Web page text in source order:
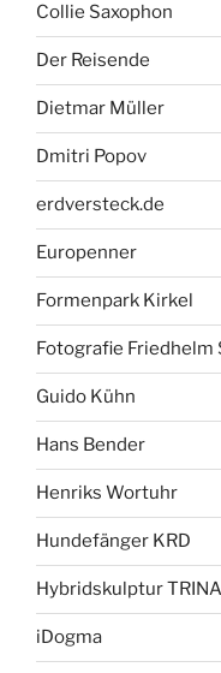
Collie Saxophon
Der Reisende
Dietmar Müller
Dmitri Popov
erdversteck.de
Europenner
Formenpark Kirkel
Fotografie Friedhelm
Guido Kühn
Hans Bender
Henriks Wortuhr
Hundefänger KRD
Hybridskulptur TRINA
iDogma